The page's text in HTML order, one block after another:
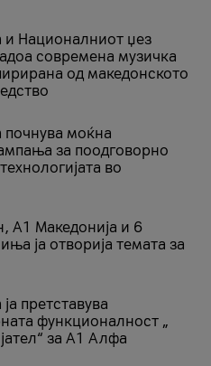
и Националниот џез
современа музичка
од македонското
почнува моќна
за поодговорно
во
A1 Македонија и 6
ја отворија темата за
претставува
функционалност „
за А1 Алфа